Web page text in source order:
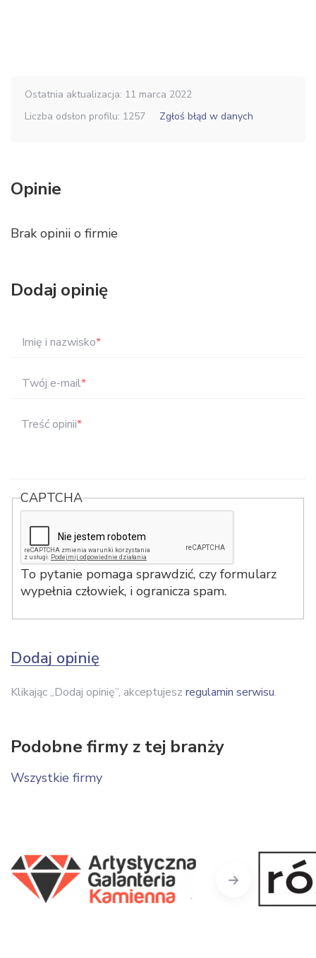
Ostatnia aktualizacja: 11 marca 2022
Liczba odsłon profilu: 1257
Zgłoś błąd w danych
Opinie
Brak opinii o firmie
Dodaj opinię
Imię i nazwisko*
Twój e-mail*
Treść opinii*
CAPTCHA
To pytanie pomaga sprawdzić, czy formularz
wypełnia człowiek, i ogranicza spam.
Dodaj opinię
Klikając „Dodaj opinię”, akceptujesz regulamin serwisu.
Podobne firmy z tej branży
Wszystkie firmy
Next